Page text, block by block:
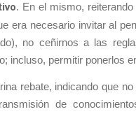
. En el mismo,
era necesario invitar al
no ceñirnos a las
incluso, permitir ponerlos
rebate, indicando que
de